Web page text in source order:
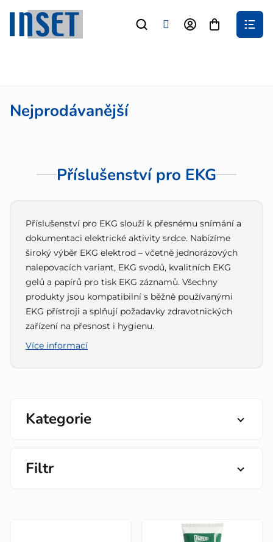
obsah
Nákupní
Příslušenství pro EKG
Příslušenství pro EKG slouží k přesnému snímání a
dokumentaci elektrické aktivity srdce. Nabízíme
široký výběr EKG elektrod – včetně jednorázových
nalepovacích variant, EKG svodů, kvalitních EKG
gelů a papírů pro tisk EKG záznamů. Všechny
produkty jsou kompatibilní s běžně používanými
EKG přístroji a splňují požadavky zdravotnických
zařízení na přesnost i hygienu.
Více informací
Kategorie
Filtr
Nejprodávanější